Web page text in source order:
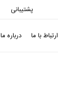
پشتیبانی
ارتباط با ما درباره ما